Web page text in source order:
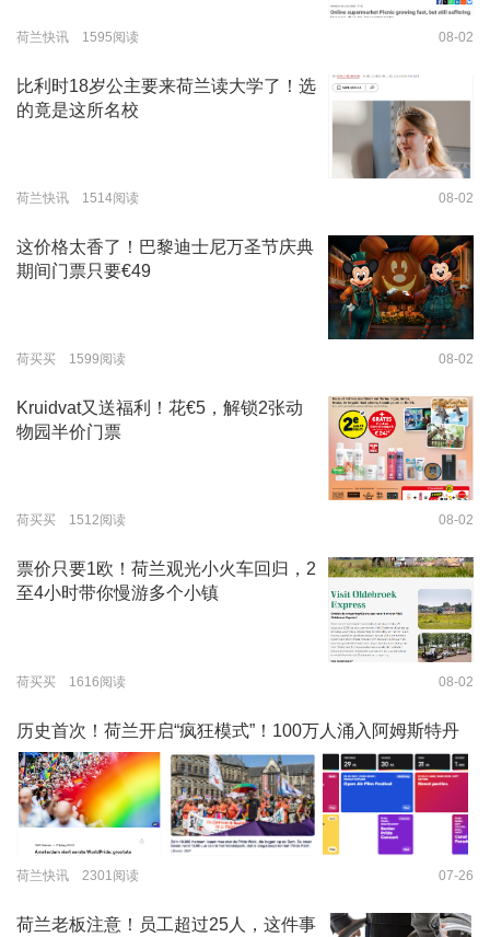
荷兰快讯 1595阅读 08-02
比利时18岁公主要来荷兰读大学了！选
的竟是这所名校
荷兰快讯 1514阅读 08-02
这价格太香了！巴黎迪士尼万圣节庆典
期间门票只要€49
荷买买 1599阅读 08-02
Kruidvat又送福利！花€5，解锁2张动
物园半价门票
荷买买 1512阅读 08-02
票价只要1欧！荷兰观光小火车回归，2
至4小时带你慢游多个小镇
荷买买 1616阅读 08-02
历史首次！荷兰开启“疯狂模式”！100万人涌入阿姆斯特丹
荷兰快讯 2301阅读 07-26
荷兰老板注意！员工超过25人，这件事